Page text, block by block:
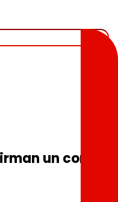
firman un